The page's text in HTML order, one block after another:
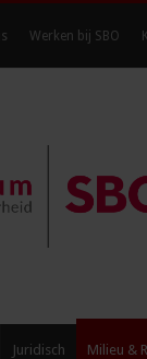
Werken bij SBO
Juridisch Milieu &